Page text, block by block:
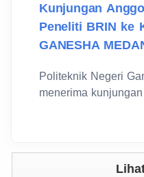
Kunjungan
Peneliti BRIN ke
GANESHA
Politeknik Negeri
menerima